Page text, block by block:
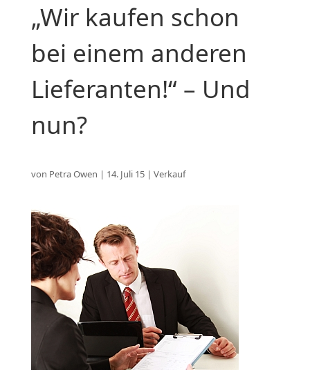
„Wir kaufen schon
bei einem anderen
Lieferanten!“ – Und
nun?
von Petra Owen | 14. Juli 15| Verkauf